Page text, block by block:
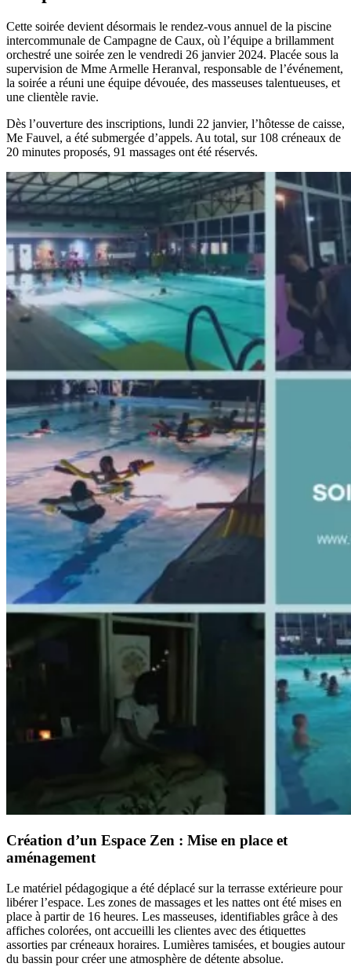
Cette soirée devient désormais le rendez-vous annuel de la piscine
intercommunale de Campagne de Caux, où l’équipe a brillamment
orchestré une soirée zen le vendredi 26 janvier 2024. Placée sous la
supervision de Mme Armelle Heranval, responsable de l’événement,
la soirée a réuni une équipe dévouée, des masseuses talentueuses, et
une clientèle ravie.
Dès l’ouverture des inscriptions, lundi 22 janvier, l’hôtesse de caisse,
Me Fauvel, a été submergée d’appels. Au total, sur 108 créneaux de
20 minutes proposés, 91 massages ont été réservés.
Création d’un Espace Zen : Mise en place et
aménagement
Le matériel pédagogique a été déplacé sur la terrasse extérieure pour
libérer l’espace. Les zones de massages et les nattes ont été mises en
place à partir de 16 heures. Les masseuses, identifiables grâce à des
affiches colorées, ont accueilli les clientes avec des étiquettes
assorties par créneaux horaires. Lumières tamisées, et bougies autour
du bassin pour créer une atmosphère de détente absolue.